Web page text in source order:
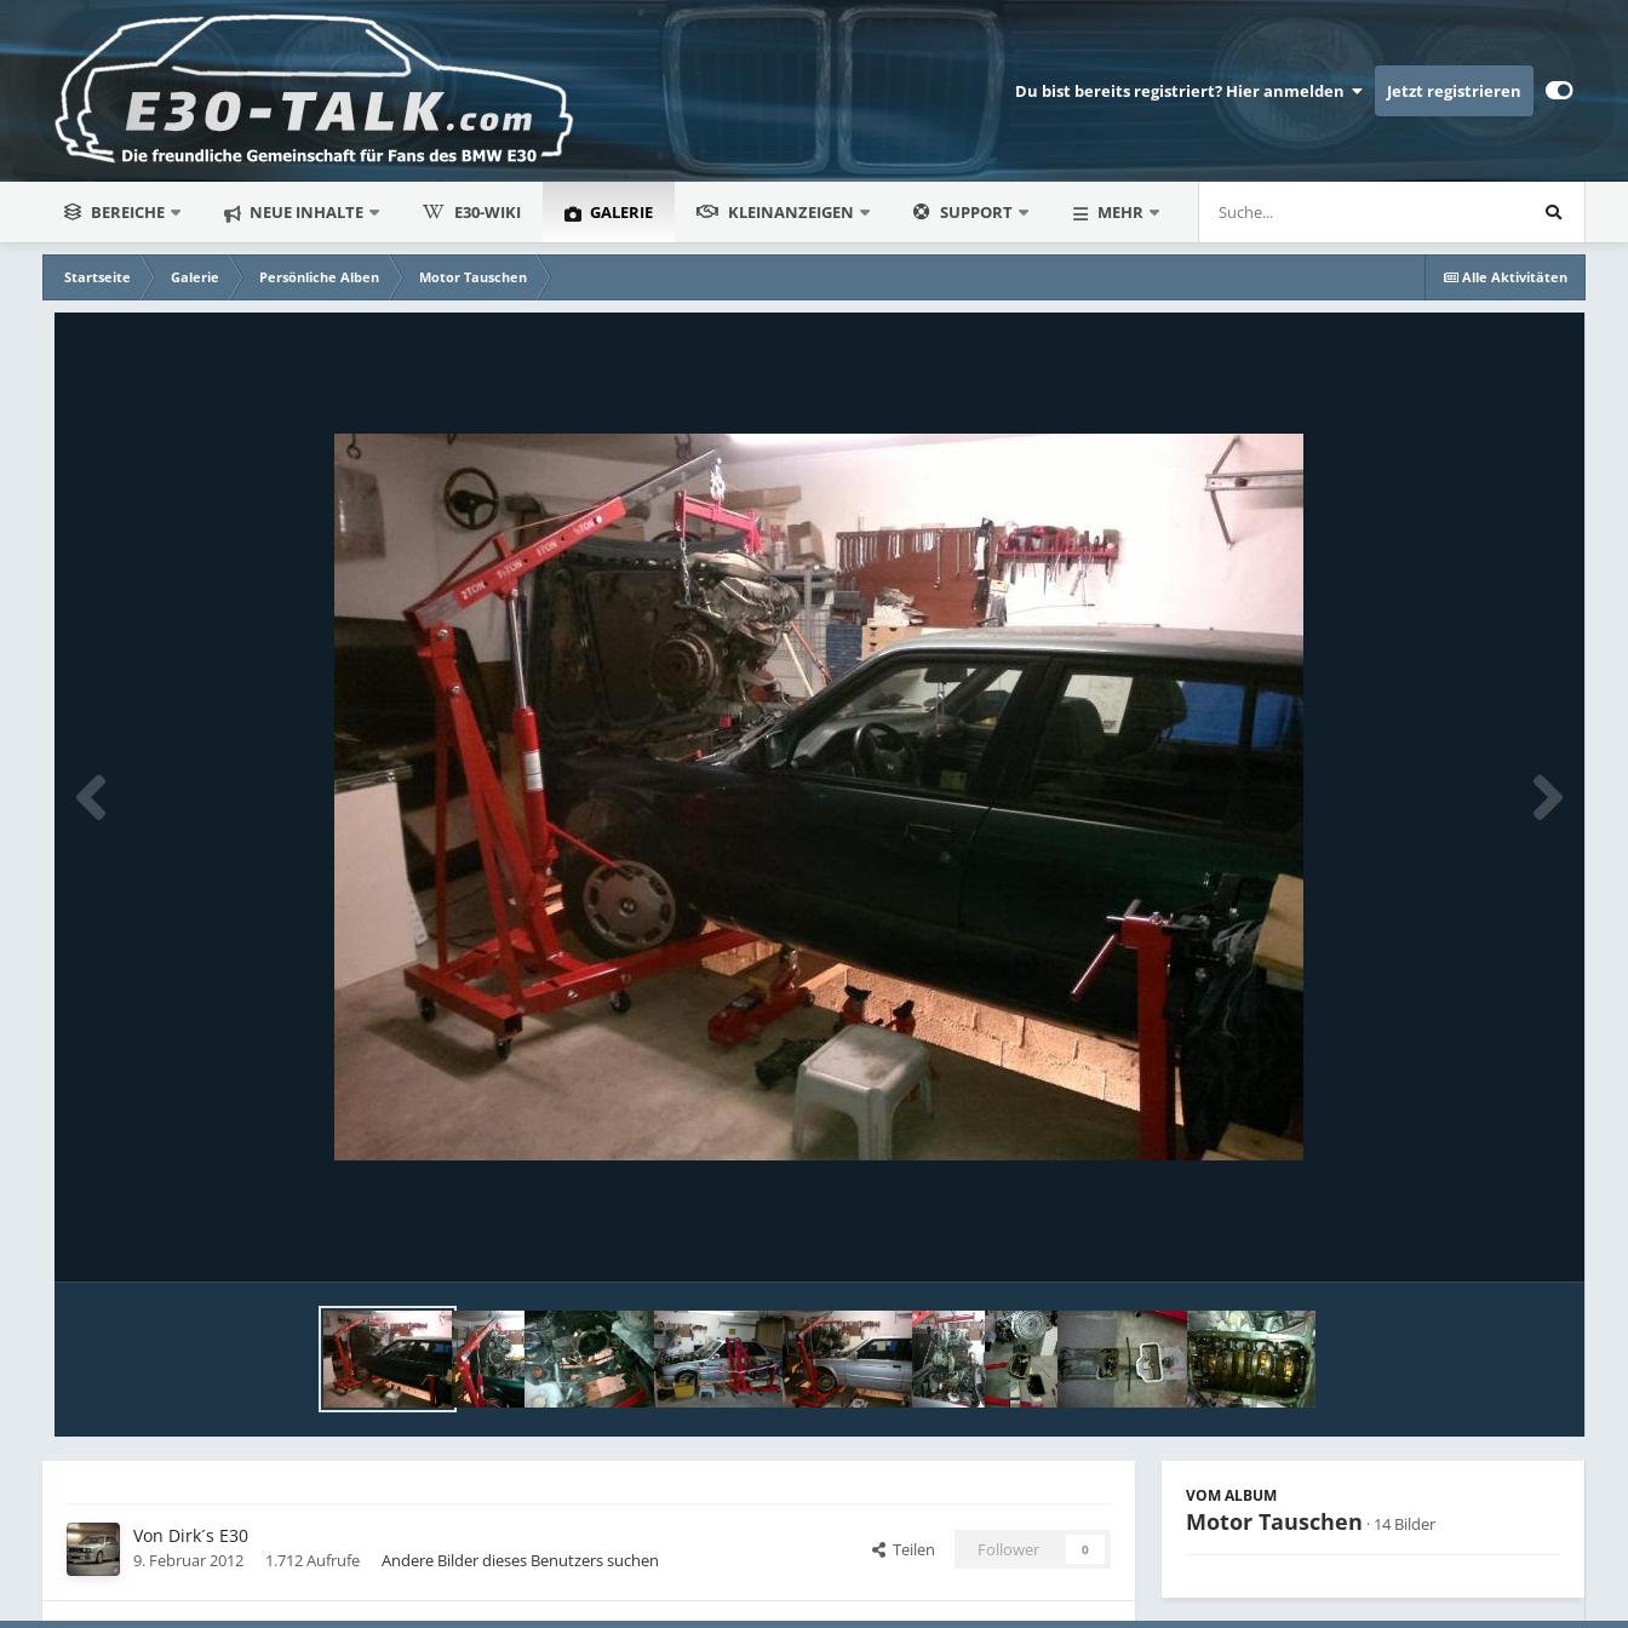
Du bist bereits registriert? Hier anmelden Jetzt registrieren
BEREICHE NEUE INHALTE E30-WIKI GALERIE KLEINANZEIGEN SUPPORT MEHR
Alle Aktivitäten
Startseite Galerie Persönliche Alben Motor Tauschen
Von Dirk´s E30
9. Februar 2012 1.712 Aufrufe Andere Bilder dieses Benutzers suchen
Teilen Follower 0
VOM ALBUM
Motor Tauschen · 14 Bilder